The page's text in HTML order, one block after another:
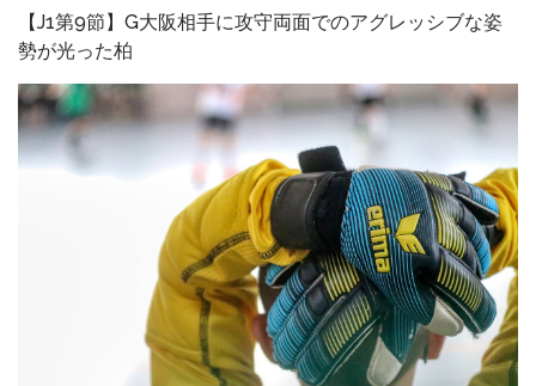
【J1第9節】G大阪相手に攻守両面でのアグレッシブな姿
勢が光った柏